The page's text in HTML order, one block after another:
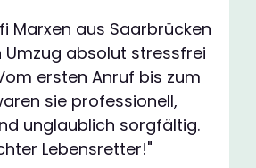
Marxen aus Saarbrücken
Umzug absolut stressfrei
ersten Anruf bis zum
sie professionell,
unglaublich sorgfältig.
Lebensretter!"